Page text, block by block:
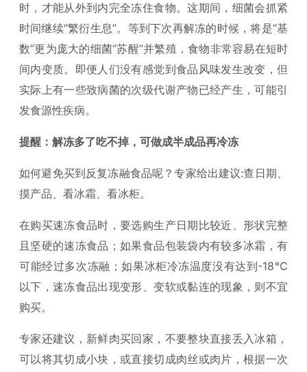
时，才能从外到内完全冻住食物。这期间，细菌会抓紧
时间继续“繁衍生息”。等到下次再解冻的时候，将是“基
数”更为庞大的细菌“苏醒”并繁殖，食物非常容易在短时
间内变质。即便人们没有感觉到食品风味发生改变，但
实际上有一些致病菌的次级代谢产物已经产生，可能引
发食源性疾病。
提醒：解冻多了吃不掉，可做成半成品再冷冻
如何避免买到反复冻融食品呢？专家给出建议:查日期、
摸产品、看冰霜、看冰柜。
在购买速冻食品时，要选购生产日期比较近、形状完整
且坚硬的速冻食品；如果食品包装袋内有较多冰霜，有
可能经过多次冻融；如果冰柜冷冻温度没有达到-18℃
以下，速冻食品出现变形、变软或黏连的现象，则不宜
购买。
专家还建议，新鲜肉买回家，不要整块直接丢入冰箱，
可以将其切成小块，或直接切成肉丝或肉片，根据一次